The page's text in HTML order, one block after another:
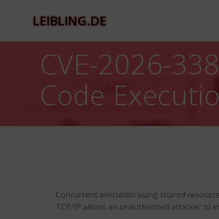
LEIBLING.DE
CVE-2026-
Code
Concurrent execution using shared
TCP/IP allows an unauthorized attacker to